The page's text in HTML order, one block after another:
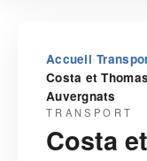
Accueil›
Costa et
Auvergnats
TRANSPORT
Costa